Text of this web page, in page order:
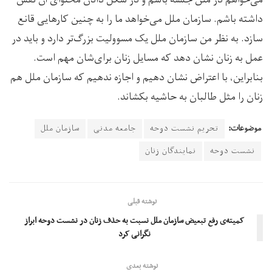
داشته باشم. سازمان ملل می‌خواهد ما را به چنین کارهایی قانع
سازد. به نظر من سازمان ملل یک مسوولیت بزرگ‌تر دارد و باید در
عمل به زنان نشان دهد که مسایل زنان برای‌شان مهم است.
بنابراین، با اعتراض نشان دهیم و اجازه ندهیم که سازمان ملل هم
زنان را مثل طالبان به حاشیه بکشاند.
موضوعات: تحریم نشست دوحه جامعه مدنی
سازمان ملل
نشست دوحه
نمایندگان زنان
نوشته قبلی
کمیته‌ی رفع تبعیض سازمان ملل نسبت به حذف زنان در نشست دوحه ابراز
نگرانی کرد
نوشته بعدی